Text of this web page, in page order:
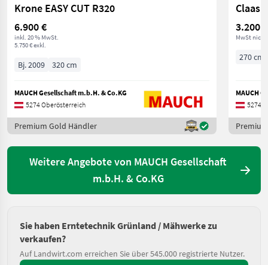
Krone EASY CUT R320
6.900 €
inkl. 20 % MwSt.
5.750 € exkl.
Bj. 2009 320 cm
MAUCH Gesellschaft m.b.H. & Co.KG
5274 Oberösterreich
Premium Gold Händler
Claas
3.200 €
MwSt
270 cm
MAUCH
5274
Weitere Angebote von MAUCH Gesellschaft
m.b.H. & Co.KG
Sie haben Erntetechnik Grünland / Mähwerke zu
verkaufen?
Auf Landwirt.com erreichen Sie über 545.000 registrierte Nutzer.